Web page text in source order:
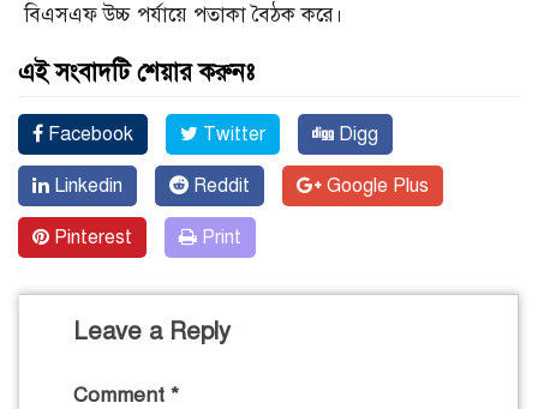
বিএসএফ উচ্চ পর্যায়ে পতাকা বৈঠক করে।
এই সংবাদটি শেয়ার করুনঃ
Facebook Twitter Digg
Linkedin Reddit Google Plus
Pinterest Print
Leave a Reply
Comment *